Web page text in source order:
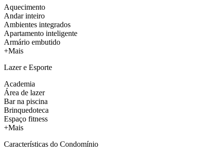
Aquecimento
Andar inteiro
Ambientes integrados
Apartamento inteligente
Armário embutido
+Mais
Lazer e Esporte
Academia
Área de lazer
Bar na piscina
Brinquedoteca
Espaço fitness
+Mais
Características do Condomínio